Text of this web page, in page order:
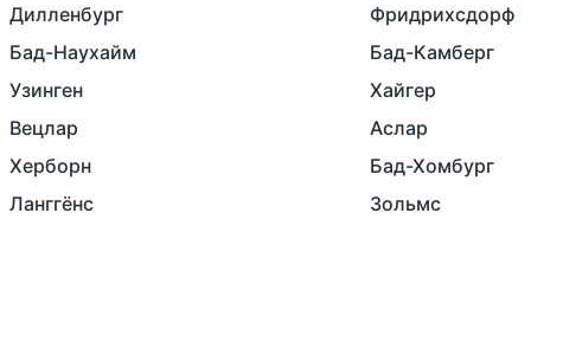
Дилленбург
Фридрихсдорф
Бад-Наухайм
Бад-Камберг
Узинген
Хайгер
Вецлар
Аслар
Херборн
Бад-Хомбург
Ланггёнс
Зольмс